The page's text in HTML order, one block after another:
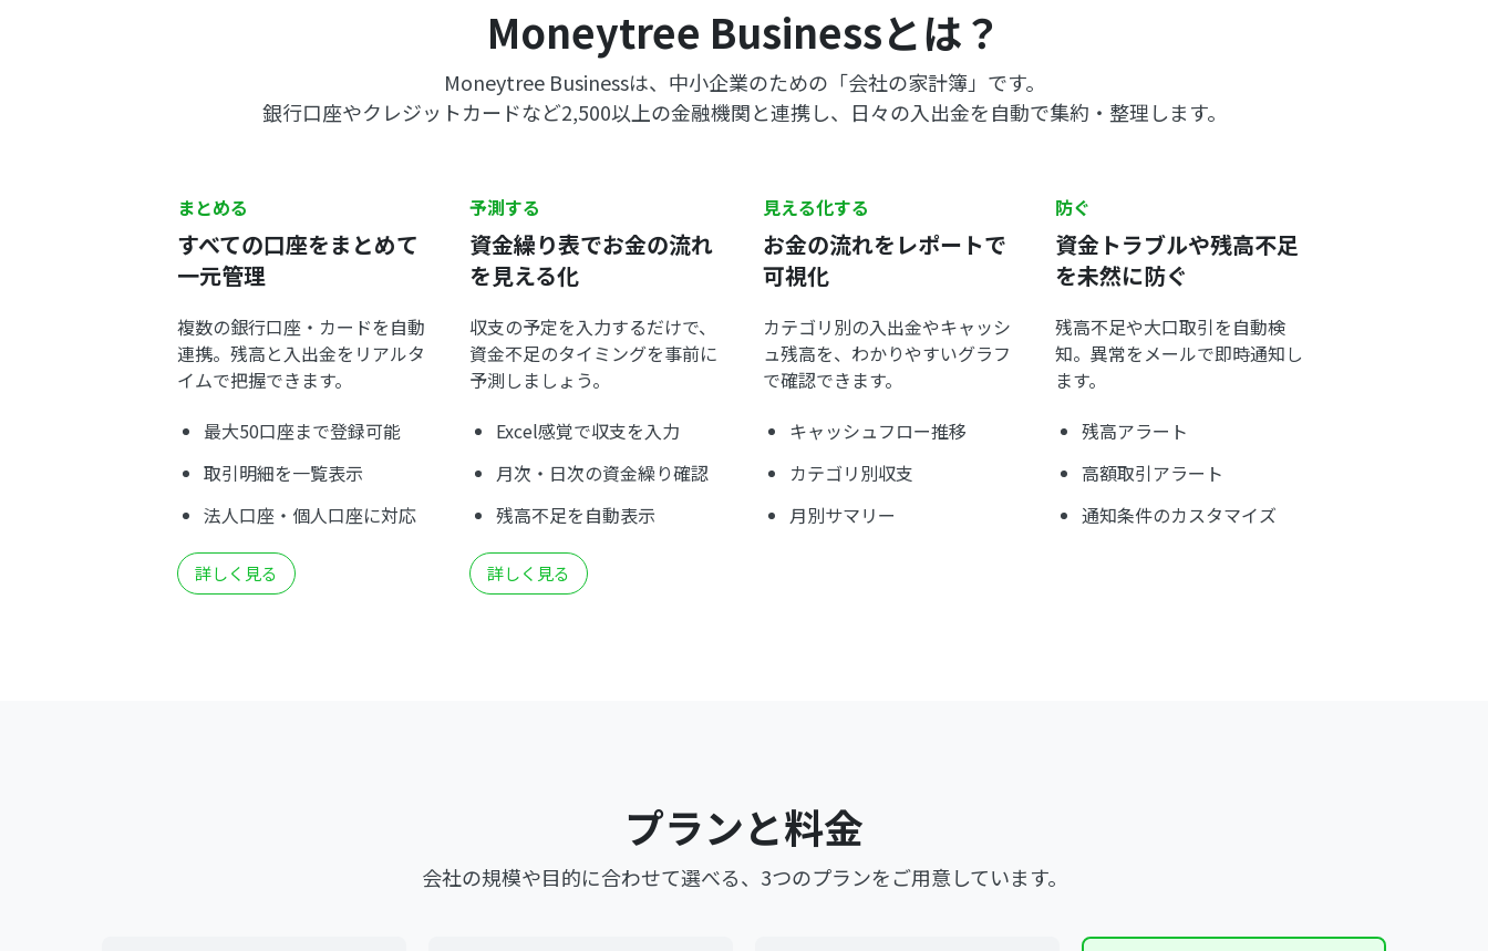
Moneytree Businessとは？
Moneytree Businessは、中小企業のための「会社の家計簿」です。
銀行口座やクレジットカードなど2,500以上の金融機関と連携し、日々の入出金を自動で集約・整理します。
まとめる
すべての口座をまとめて
一元管理
複数の銀行口座・カードを自動
連携。残高と入出金をリアルタ
イムで把握できます。
最大50口座まで登録可能
取引明細を一覧表示
法人口座・個人口座に対応
詳しく見る
予測する
資金繰り表でお金の流れ
を見える化
収支の予定を入力するだけで、
資金不足のタイミングを事前に
予測しましょう。
Excel感覚で収支を入力
月次・日次の資金繰り確認
残高不足を自動表示
詳しく見る
見える化する
お金の流れをレポートで
可視化
カテゴリ別の入出金やキャッシ
ュ残高を、わかりやすいグラフ
で確認できます。
キャッシュフロー推移
カテゴリ別収支
月別サマリー
防ぐ
資金トラブルや残高不足
を未然に防ぐ
残高不足や大口取引を自動検
知。異常をメールで即時通知し
ます。
残高アラート
高額取引アラート
通知条件のカスタマイズ
プランと料金
会社の規模や目的に合わせて選べる、3つのプランをご用意しています。